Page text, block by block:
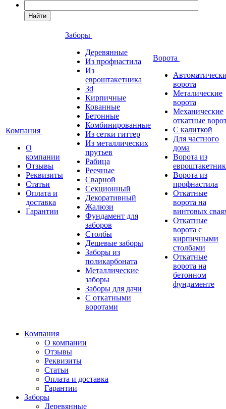
Найти
Компания
О
компании
Отзывы
Реквизиты
Статьи
Оплата и
доставка
Гарантии
Заборы
Деревянные
Из профнастила
Из
евроштакетника
3d
Кирпичные
Кованные
Бетонные
Комбинированные
Из сетки гиттер
Из металлических
прутьев
Рабица
Реечные
Сварной
Секционный
Декоративный
Жалюзи
Фундамент для
заборов
Столбы
Дешевые заборы
Заборы из
поликарбоната
Металлические
заборы
Заборы для дачи
С откатными
воротами
Ворота
ворота
Металические
ворота
Механические
откатные
С калиткой
Для частного
дома
Ворота из
Ворота из
профнастила
Откатные
ворота на
винтовых
Откатные
ворота с
кирпичными
столбами
Откатные
ворота на
бетонном
фундаменте
Компания
О компании
Отзывы
Реквизиты
Статьи
Оплата и доставка
Гарантии
Заборы
Деревянные